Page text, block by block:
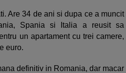
Are 34 de ani si dupa ce a muncit
Spania si Italia a reusit sa
un apartament cu trei camere,
euro.
definitiv in Romania, dar macar